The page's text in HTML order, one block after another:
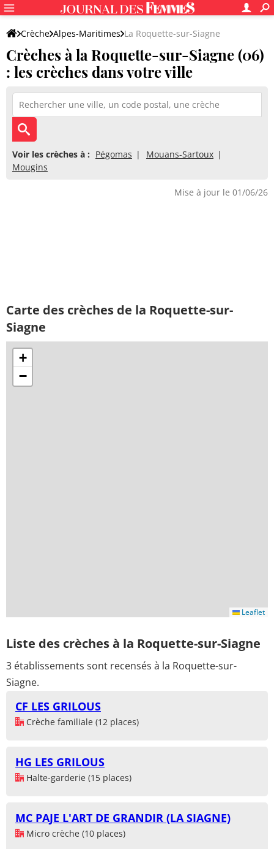
Crèche Alpes-Maritimes La Roquette-sur-Siagne
Crèches à la Roquette-sur-Siagne (06)
: les crèches dans votre ville
Voir les crèches à : Pégomas
Mouans-Sartoux
Mougins
Mise à jour le 01/06/26
Carte des crèches de la Roquette-sur-
Siagne
+
−
Leaflet
Liste des crèches à la Roquette-sur-Siagne
3 établissements sont recensés à la Roquette-sur-
Siagne.
CF LES GRILOUS
Crèche familiale (12 places)
HG LES GRILOUS
Halte-garderie (15 places)
MC PAJE L'ART DE GRANDIR (LA SIAGNE)
Micro crèche (10 places)